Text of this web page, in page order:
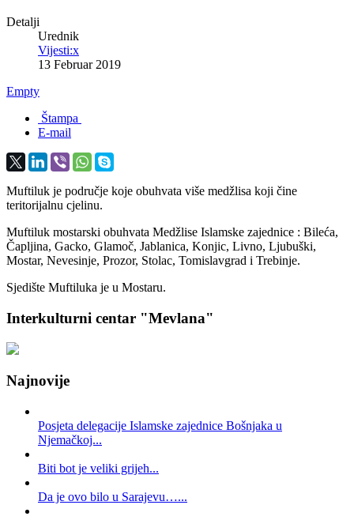
Detalji
Urednik
Vijesti:x
13 Februar 2019
Empty
Štampa
E-mail
Muftiluk je područje koje obuhvata više medžlisa koji čine
teritorijalnu cjelinu.
Muftiluk mostarski obuhvata Medžlise Islamske zajednice : Bileća,
Čapljina, Gacko, Glamoč, Jablanica, Konjic, Livno, Ljubuški,
Mostar, Nevesinje, Prozor, Stolac, Tomislavgrad i Trebinje.
Sjedište Muftiluka je u Mostaru.
Interkulturni centar "Mevlana"
Najnovije
Posjeta delegacije Islamske zajednice Bošnjaka u
Njemačkoj...
Biti bot je veliki grijeh...
Da je ovo bilo u Sarajevu…...